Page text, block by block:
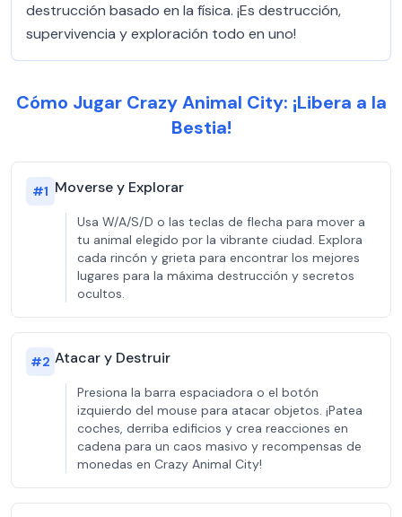
destrucción basado en la física. ¡Es destrucción,
supervivencia y exploración todo en uno!
Cómo Jugar Crazy Animal City: ¡Libera a la
Bestia!
#1 Moverse y Explorar
Usa W/A/S/D o las teclas de flecha para mover a
tu animal elegido por la vibrante ciudad. Explora
cada rincón y grieta para encontrar los mejores
lugares para la máxima destrucción y secretos
ocultos.
#2 Atacar y Destruir
Presiona la barra espaciadora o el botón
izquierdo del mouse para atacar objetos. ¡Patea
coches, derriba edificios y crea reacciones en
cadena para un caos masivo y recompensas de
monedas en Crazy Animal City!